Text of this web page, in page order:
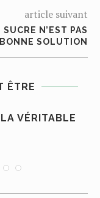
article suivant
N’EST PAS
SOLUTION
ÊTRE
VÉRITABLE